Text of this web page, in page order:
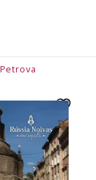
Petrova